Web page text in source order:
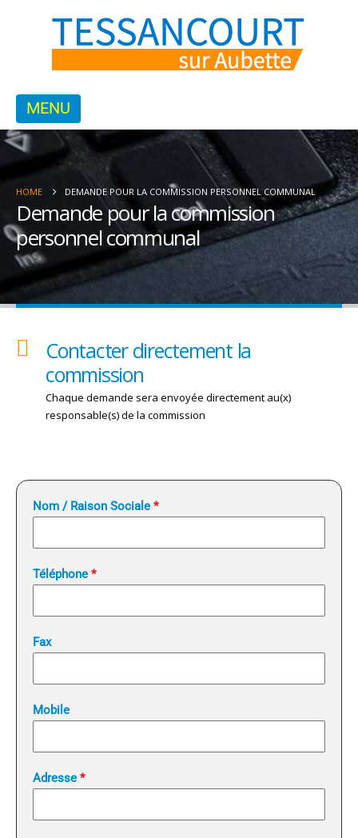
HOME DEMANDE POUR LA COMMISSION PERSONNEL COMMUNAL
Demande pour la commission
personnel communal
Contacter directement la
commission
Chaque demande sera envoyée directement au(x)
responsable(s) de la commission
Nom / Raison Sociale *
Téléphone *
Fax
Mobile
Adresse *